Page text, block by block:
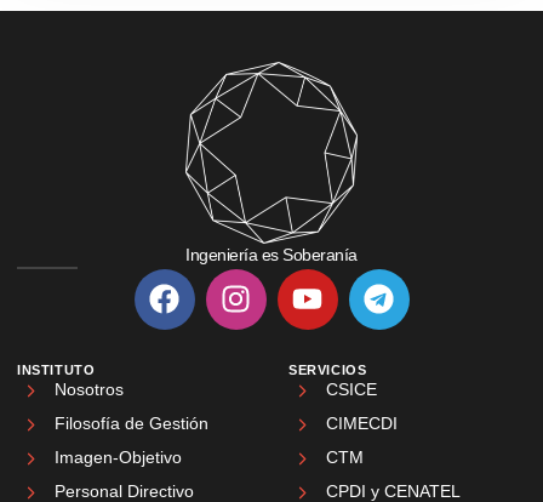
Ingeniería es Soberanía
INSTITUTO
Nosotros
Filosofía de Gestión
Imagen-Objetivo
Personal Directivo
SERVICIOS
CSICE
CIMECDI
CTM
CPDI y CENATEL